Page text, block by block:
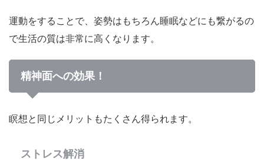
運動をすることで、姿勢はもちろん睡眠などにも繋がるの
で生活の質は非常に高くなります。
精神面への効果！
瞑想と同じメリットもたくさん得られます。
ストレス解消